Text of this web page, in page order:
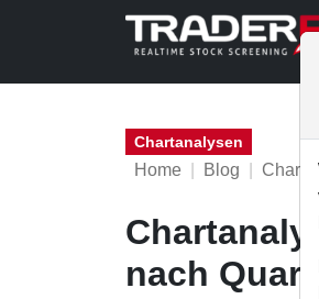
Chartanalysen
Home Blog
nach